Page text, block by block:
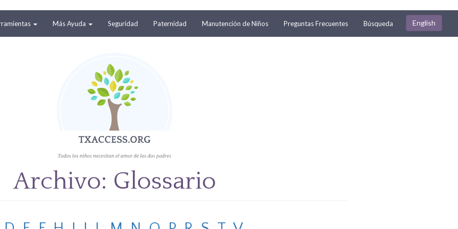
Más Ayuda Seguridad Paternidad Manutención de Niños Preguntas Frecuentes Búsqueda English
Archivo: Glossario